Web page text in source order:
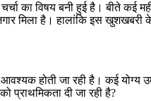
का विषय बनी हुई है। बीते कई
मिला है। हालांकि इस
होती जा रही है। कई
प्राथमिकता दी जा रही है?